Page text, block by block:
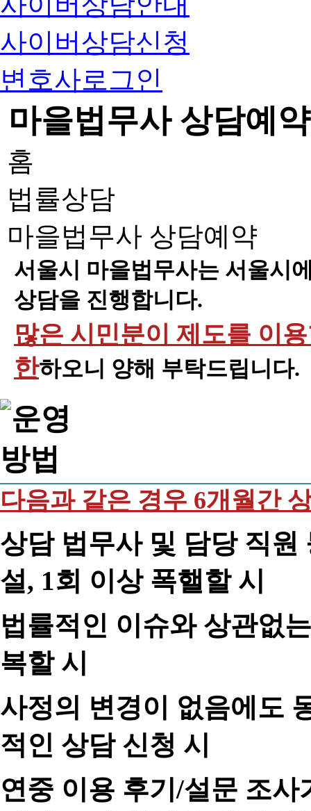
사이버상담신청
변호사로그인
마을법무사 상담예약
홈
법률상담
마을법무사 상담예약
서울시 마을법무사는 서울시
상담을 진행합니다.
많은 시민분이 제도를 이
한하오니 양해 부탁드립니다.
다음과 같은 경우 6개월간
상담 법무사 및 담당 직원
설, 1회 이상 폭핼할 시
법률적인 이슈와 상관없
복할 시
사정의 변경이 없음에도
적인 상담 신청 시
연중 이용 후기/설문 조